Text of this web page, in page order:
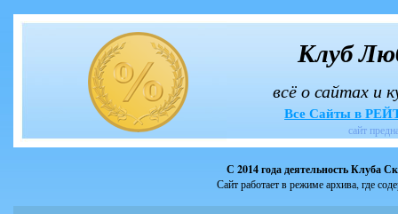
Клуб
всё о сайтах и
Все Сайты в
сайт
С 2014 года деятельность Клуба
Сайт работает в режиме архива, где